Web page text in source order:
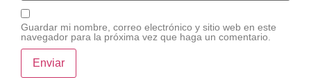
Guardar mi nombre, correo electrónico y sitio web en este
navegador para la próxima vez que haga un comentario.